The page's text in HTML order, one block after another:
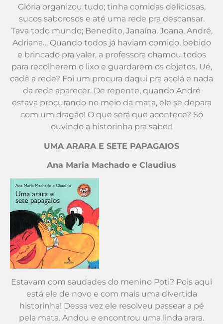
Glória organizou tudo; tinha comidas deliciosas,
sucos saborosos e até uma rede pra descansar.
Tava todo mundo; Benedito, Janaína, Joana, André,
Adriana… Quando todos já haviam comido, bebido
e brincado pra valer, a professora chamou todos
para recolherem o lixo e guardarem os objetos. Ué,
cadê a rede? Foi um procura daqui pra acolá e nada
da rede aparecer. De repente, quando André
estava procurando no meio da mata, ele se depara
com um dragão! O que será que acontece? Só
ouvindo a historinha pra saber!
UMA ARARA E SETE PAPAGAIOS
Ana Maria Machado e Claudius
Estavam com saudades do menino Poti? Pois aqui
está ele de novo e com mais uma divertida
historinha! Dessa vez ele resolveu passear a pé
pela mata. Andou e encontrou uma linda arara.